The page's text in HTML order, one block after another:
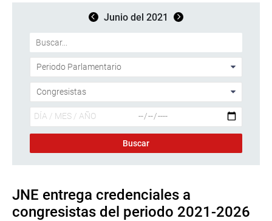
Junio del 2021
JNE entrega credenciales a
congresistas del periodo 2021-2026